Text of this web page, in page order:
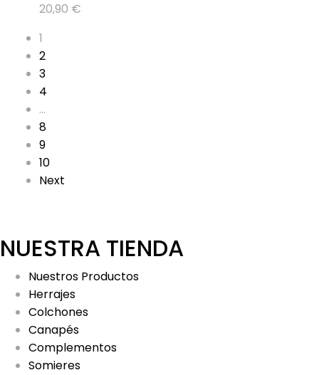
20,90 €
1
2
3
4
…
8
9
10
Next
NUESTRA TIENDA
Nuestros Productos
Herrajes
Colchones
Canapés
Complementos
Somieres